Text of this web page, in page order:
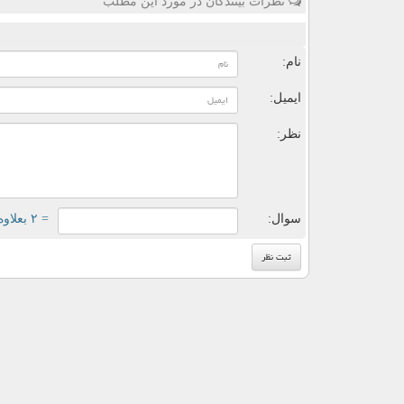
نام:
ایمیل:
نظر:
سوال: = ۲ بعلاوه ۲